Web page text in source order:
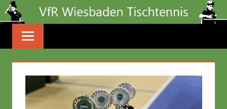
Zum
Inhalt
springen